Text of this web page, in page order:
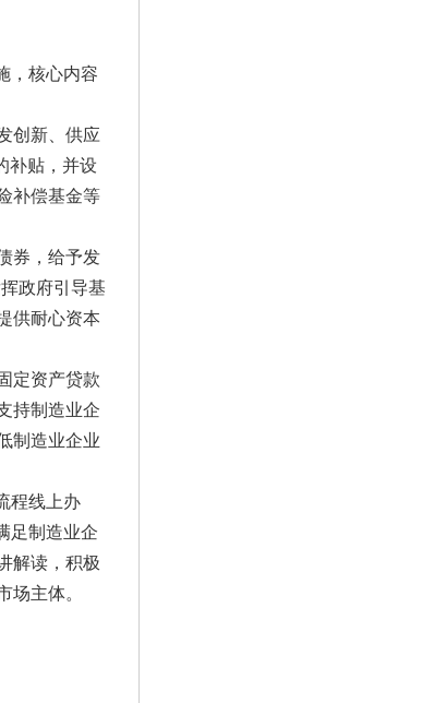
，核心内容
创新、供应
补贴，并设
补偿基金等
券，给予发
政府引导基
供耐心资本
定资产贷款
持制造业企
制造业企业
程线上办
足制造业企
解读，积极
场主体。